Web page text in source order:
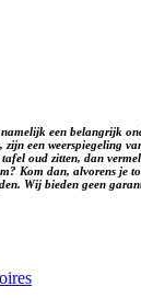
een belangrijk
zijn een weerspiegeling
oud zitten, dan
Kom dan, alvorens je
Wij bieden geen